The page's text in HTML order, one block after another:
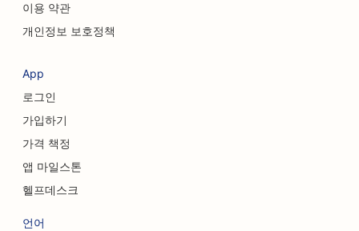
커피숍을 위한 SEO
컨설팅 회사를 위한 SEO
델리용 SEO
이용 약관
개인정보 보호정책
App
로그인
가입하기
가격 책정
앱 마일스톤
헬프데스크
언어